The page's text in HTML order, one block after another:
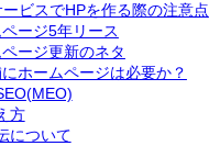
ビスでHPを作る際の注意点
ージ5年リース
ージ更新のネタ
ホームページは必要か？
方
について